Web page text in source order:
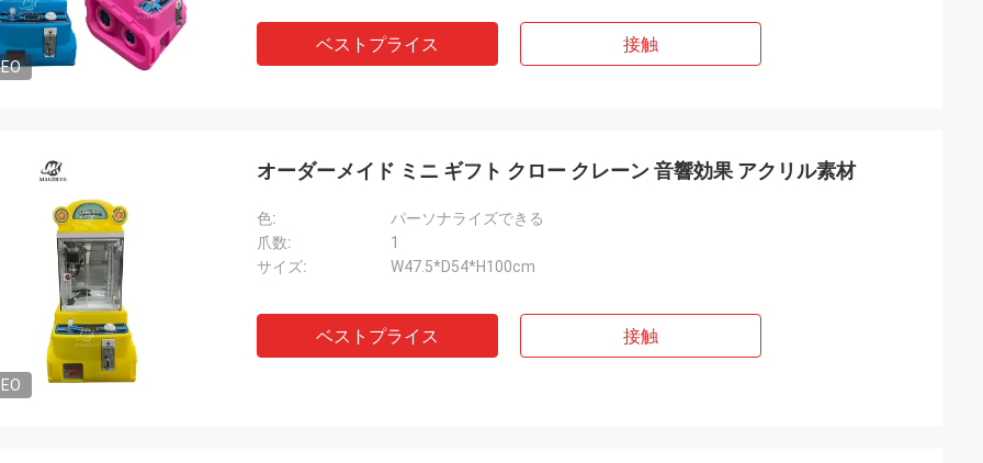
ベストプライス 接触
オーダーメイド ミニ ギフト クロー クレーン 音響効果 アクリル素材
色:
パーソナライズできる
爪数:
1
サイズ:
W47.5*D54*H100cm
ベストプライス 接触